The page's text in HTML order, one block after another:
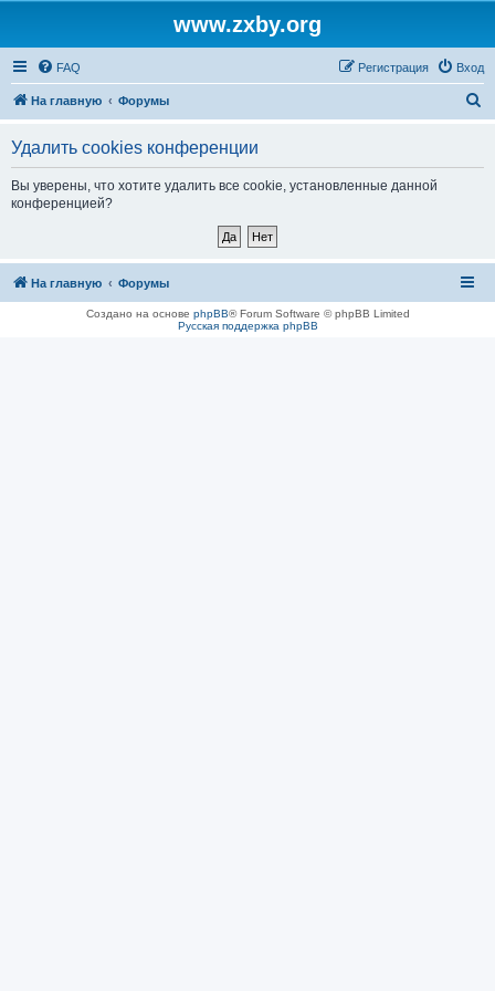
www.zxby.org
FAQ Вход
Регистрация
На главную Форумы
Удалить cookies конференции
Вы уверены, что хотите удалить все cookie, установленные данной
конференцией?
На главную Форумы
Создано на основе phpBB® Forum Software © phpBB Limited
Русская поддержка phpBB